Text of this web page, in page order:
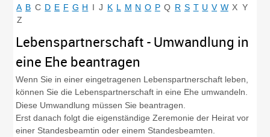
A B C D E F G H I J K L M N O P Q R S T U V W X Y
Z
Lebenspartnerschaft - Umwandlung in
eine Ehe beantragen
Wenn Sie in einer eingetragenen Lebenspartnerschaft leben,
können Sie die Lebenspartnerschaft in eine Ehe umwandeln.
Diese Umwandlung müssen Sie beantragen.
Erst danach folgt die eigenständige Zeremonie der Heirat vor
einer Standesbeamtin oder einem Standesbeamten.